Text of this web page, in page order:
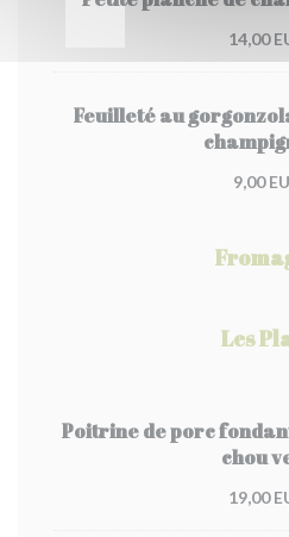
14,00
Feuilleté au
9,00
Les
Poitrine de porc
chou
19,00